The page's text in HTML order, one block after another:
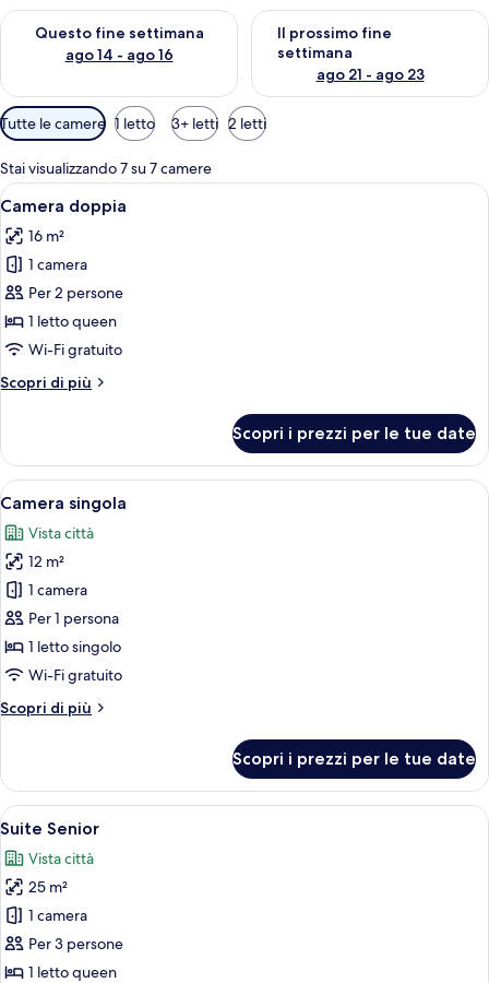
Questo fine settimana
ago 14 - ago 16
Verifica la disponibilità per questo fine settimana, ago 14 -
Il prossimo fine
settimana
ago 21 - ago 23
Verifica la disponibilità per il
Filtri
disponibili
per
le
camere
Tutte le camere 1 letto 3+ letti 2 letti
Stai visualizzando 7 su 7 camere
Apri
tutte
le
foto
per
Camera
doppia
Un letto matrimoniale con
5
Camera doppia
16 m²
1 camera
Per 2 persone
1 letto queen
Wi-Fi gratuito
Scopri di più
Altri
doppia
Scopri i prezzi per le tue date
Apri
tutte
le
foto
per
Camera
singola
Una camera da letto con un letto,
5
Camera singola
Vista città
12 m²
1 camera
Per 1 persona
1 letto singolo
Wi-Fi gratuito
Scopri di più
Altri
singola
Scopri i prezzi per le tue date
Apri
tutte
le
foto
per
Suite
Senior
Una camera da letto con un letto,
6
Suite Senior
Vista città
25 m²
1 camera
Per 3 persone
1 letto queen